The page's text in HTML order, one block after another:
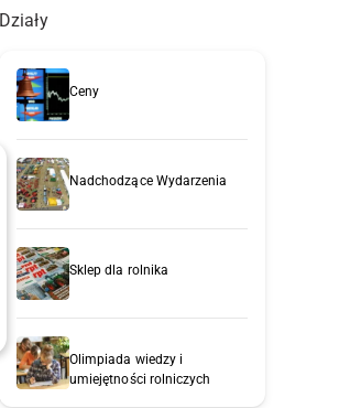
Działy
Ceny
Nadchodzące Wydarzenia
Sklep dla rolnika
Olimpiada wiedzy i
umiejętności rolniczych